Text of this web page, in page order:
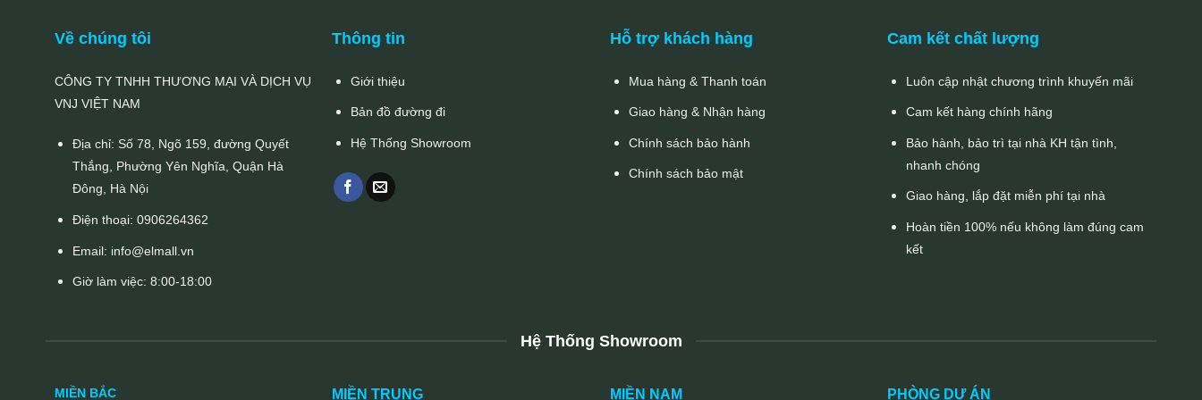
Về chúng tôi
CÔNG TY TNHH THƯƠNG MẠI VÀ DỊCH VỤ
VNJ VIỆT NAM
Địa chỉ: Số 78, Ngõ 159, đường Quyết
Thắng, Phường Yên Nghĩa, Quận Hà
Đông, Hà Nội
Điện thoại:0906264362
Email: info@elmall.vn
Giờ làm việc: 8:00-18:00
Thông tin
Giới thiệu
Bản đồ đường đi
Hệ Thống Showroom
Hỗ trợ khách hàng
Mua hàng & Thanh toán
Giao hàng & Nhận hàng
Chính sách bảo hành
Chính sách bảo mật
Cam kết chất lượng
Luôn cập nhật chương trình khuyến mãi
Cam kết hàng chính hãng
Bảo hành, bảo trì tại nhà KH tận tình,
nhanh chóng
Giao hàng, lắp đặt miễn phí tại nhà
Hoàn tiền 100% nếu không làm đúng cam
kết
Hệ Thống Showroom
MIỀN BẮC MIỀN TRUNG MIỀN NAM PHÒNG DỰ ÁN